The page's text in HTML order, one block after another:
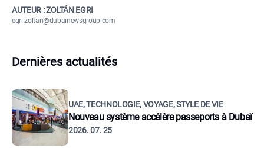
AUTEUR : ZOLTÁN EGRI
egri.zoltan@dubainewsgroup.com
Dernières actualités
UAE, TECHNOLOGIE, VOYAGE, STYLE DE VIE
Nouveau système accélère passeports à Dubaï
2026. 07. 25